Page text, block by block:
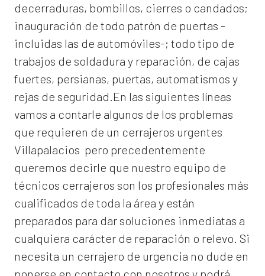
decerraduras, bombillos, cierres o candados;
inauguración de todo patrón de puertas -
incluidas las de automóviles-; todo tipo de
trabajos de soldadura y reparación, de cajas
fuertes, persianas, puertas, automatismos y
rejas de seguridad.En las siguientes líneas
vamos a contarle algunos de los problemas
que requieren de un cerrajeros urgentes
Villapalacios pero precedentemente
queremos decirle que nuestro equipo de
técnicos cerrajeros son los profesionales más
cualificados de toda la área y están
preparados para dar soluciones inmediatas a
cualquiera carácter de reparación o relevo. Si
necesita un cerrajero de urgencia no dude en